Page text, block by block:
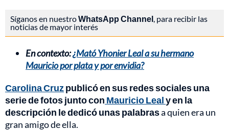
Síganos en nuestroWhatsApp Channel, para recibir las
noticias de mayor interés
En contexto:¿Mató Yhonier Leal a su hermano
Mauricio por plata y por envidia?
Carolina Cruzpublicó en sus redes sociales una
serie de fotos junto con Mauricio Lealy en la
descripción le dedicó unas palabrasa quien era un
gran amigo de ella.